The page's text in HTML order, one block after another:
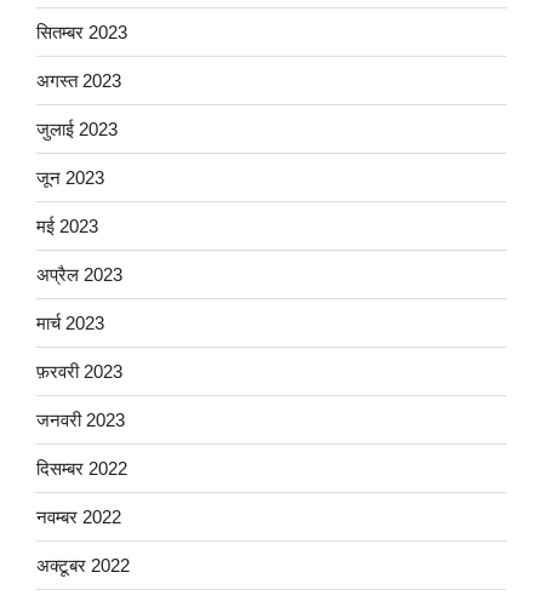
सितम्बर 2023
अगस्त 2023
जुलाई 2023
जून 2023
मई 2023
अप्रैल 2023
मार्च 2023
फ़रवरी 2023
जनवरी 2023
दिसम्बर 2022
नवम्बर 2022
अक्टूबर 2022